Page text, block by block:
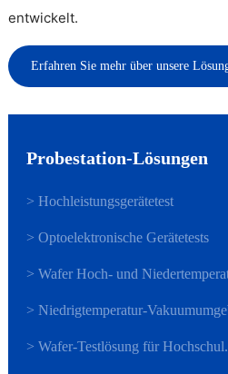
entwickelt.
Erfahren Sie mehr über unsere
Probestation-Lösungen
> Hochleistungsgerätetest
> Optoelektronische Gerätetests
> Wafer Hoch- und
> Niedrigtemperatur-
> Wafer-Testlösung für